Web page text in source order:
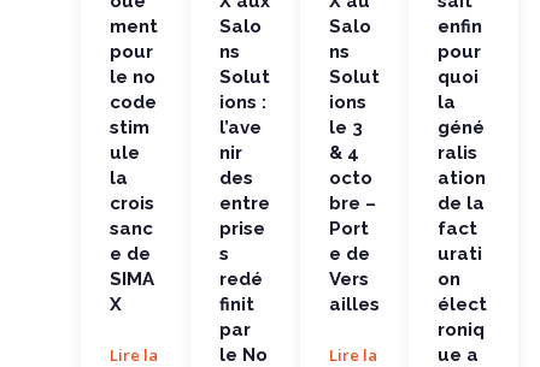
la...
ment
pour
le no
code
stim
ule
la
crois
sanc
e de
SIMA
X
Lire la
Salo
ns
Solut
ions :
l’ave
nir
des
entre
prise
s
redé
finit
par
le No
Salo
ns
Solut
ions
le 3
& 4
octo
bre –
Port
e de
Vers
ailles
Lire la
ation de
la...
enfin
pour
quoi
la
géné
ralis
ation
de la
fact
urati
on
élect
roniq
ue a